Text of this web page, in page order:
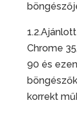
Chrome
90 és
korrekt